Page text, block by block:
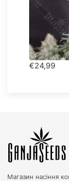
€24,99
Магазин насіння